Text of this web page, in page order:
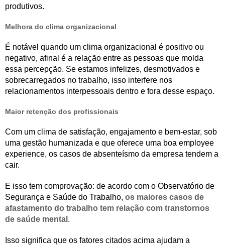
produtivos.
Melhora do clima organizacional
É notável quando um clima organizacional é positivo ou
negativo, afinal é a relação entre as pessoas que molda
essa percepção. Se estamos infelizes, desmotivados e
sobrecarregados no trabalho, isso interfere nos
relacionamentos interpessoais dentro e fora desse espaço.
Maior retenção dos profissionais
Com um clima de satisfação, engajamento e bem-estar, sob
uma gestão humanizada e que oferece uma boa employee
experience, os casos de absenteísmo da empresa tendem a
cair.
E isso tem comprovação: de acordo com o Observatório de
Segurança e Saúde do Trabalho, os maiores casos de
afastamento do trabalho tem relação com transtornos
de saúde mental .
Isso significa que os fatores citados acima ajudam a